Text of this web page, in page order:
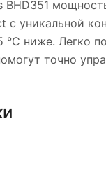
BHD351
с уникальной
°C ниже. Легко
точно